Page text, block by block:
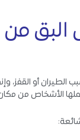
البق من
الطيران أو القفز،
الأشخاص من